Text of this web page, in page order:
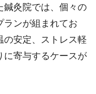
鍼灸院では、個々の
ランが組まれてお
の安定、ストレス軽
に寄与するケースが